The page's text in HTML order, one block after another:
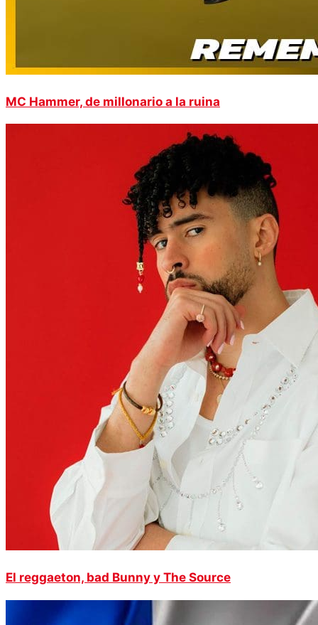
MC Hammer, de millonario a la ruina
El reggaeton, bad Bunny y The Source